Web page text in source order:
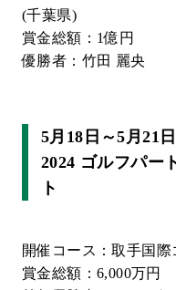
(千葉県)
賞金総額：1億円
優勝者：竹田 麗央
5月18日～5月21日
2024 ゴルフパー
ト
開催コース：取手国
賞金総額：6,000万円